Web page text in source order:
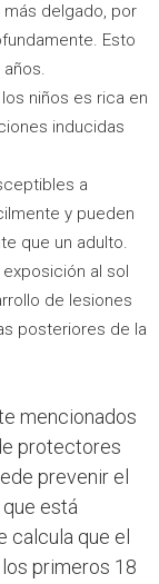
delgado, por
Esto
niños es rica en
inducidas
a
y pueden
que un adulto.
al sol
de lesiones
posteriores de la
mencionados
protectores
prevenir el
que está
calcula que el
primeros 18